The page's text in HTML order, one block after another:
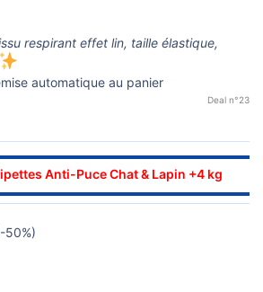
respirant effet lin, taille élastique,
automatique au panier
Deal n°23
Anti-Puce Chat & Lapin +4 kg